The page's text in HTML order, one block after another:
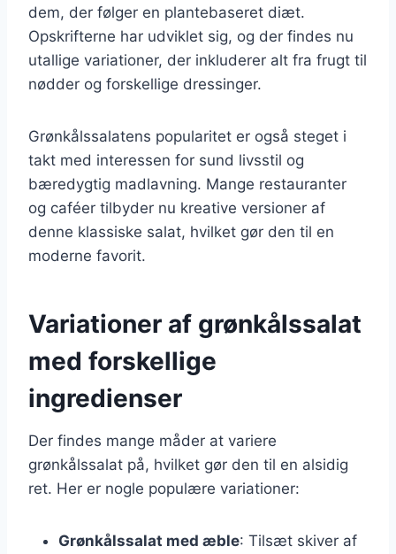
dem, der følger en plantebaseret diæt.
Opskrifterne har udviklet sig, og der findes nu
utallige variationer, der inkluderer alt fra frugt til
nødder og forskellige dressinger.
Grønkålssalatens popularitet er også steget i
takt med interessen for sund livsstil og
bæredygtig madlavning. Mange restauranter
og caféer tilbyder nu kreative versioner af
denne klassiske salat, hvilket gør den til en
moderne favorit.
Variationer af grønkålssalat
med forskellige
ingredienser
Der findes mange måder at variere
grønkålssalat på, hvilket gør den til en alsidig
ret. Her er nogle populære variationer:
Grønkålssalat med æble: Tilsæt skiver af